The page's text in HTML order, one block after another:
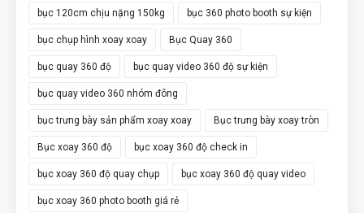
bục 120cm chịu nặng 150kg bục 360 photo booth sự kiện
bục chụp hình xoay xoay Bục Quay 360
bục quay 360 độ bục quay video 360 độ sự kiện
bục quay video 360 nhóm đông
bục trưng bày sản phẩm xoay xoay Bục trưng bày xoay tròn
Bục xoay 360 độ bục xoay 360 độ check in
bục xoay 360 độ quay chụp bục xoay 360 độ quay video
bục xoay 360 photo booth giá rẻ